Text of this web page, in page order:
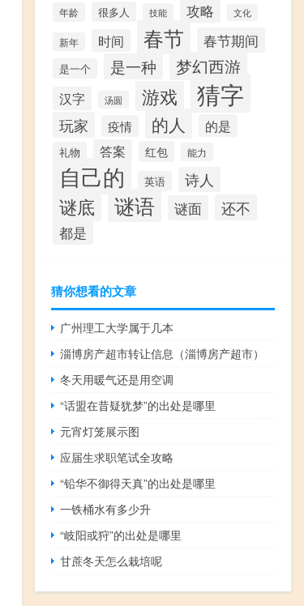
年龄 很多人 技能 攻略 文化
新年 时间 春节 春节期间
是一个 是一种 梦幻西游
汉字 汤圆 游戏 猜字
玩家 疫情 的人 的是
礼物 答案 红包 能力
自己的 英语 诗人
谜底 谜语 谜面 还不
都是
猜你想看的文章
广州理工大学属于几本
淄博房产超市转让信息（淄博房产超市）
冬天用暖气还是用空调
“话盟在昔疑犹梦”的出处是哪里
元宵灯笼展示图
应届生求职笔试全攻略
“铅华不御得天真”的出处是哪里
一铁桶水有多少升
“岐阳或狩”的出处是哪里
甘蔗冬天怎么栽培呢